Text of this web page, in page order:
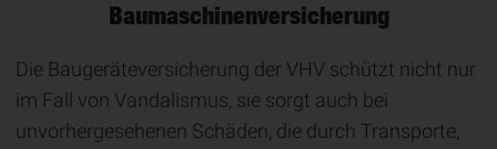
Baumaschinen­ver­si­che­rung
Die Baugeräteversicherung der VHV schützt nicht nur
im Fall von Vandalismus, sie sorgt auch bei
unvorhergesehenen Schäden, die durch Transporte,